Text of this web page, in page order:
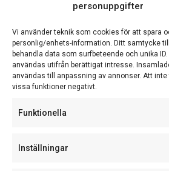
personuppgifter
Vi använder teknik som cookies för att spara
personlig/enhets-information. Ditt samtycke
behandla data som surfbeteende och unika
användas utifrån berättigat intresse.
användas till anpassning av annonser. Att
vissa funktioner negativt.
Funktionella
Inställningar
Bli en partner
Om oss